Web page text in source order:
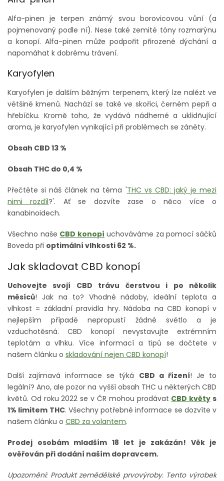
Alfa-pinen je terpen známý svou borovicovou vůní (a
pojmenovaný podle ní). Nese také zemité tóny rozmarýnu
a konopí. Alfa-pinen může podpořit přirozené dýchání a
napomáhat k dobrému trávení.
Karyofylen
Karyofylen je dalším běžným terpenem, který lze nalézt ve
většině kmenů. Nachází se také ve skořici, černém pepři a
hřebíčku. Kromě toho, že vydává nádherné a uklidňující
aroma, je karyofylen vynikající při problémech se záněty.
Obsah CBD 13 %
Obsah THC do 0,4 %
Přečtěte si náš článek na téma 'THC vs CBD: jaký je mezi
nimi rozdíl?'. Ať se dozvíte zase o něco více o
kanabinoidech.
Všechno naše CBD konopí uchováváme za pomocí sáčků
Boveda při optimální vlhkosti 62 %.
Jak skladovat CBD konopí
Uchovejte svojí CBD trávu čerstvou i po několik
měsíců! Jak na to? Vhodné nádoby, ideální teplota a
vlhkost = základní pravidla hry. Nádoba na CBD konopí v
nejlepším případě nepropustí žádné světlo a je
vzduchotěsná. CBD konopí nevystavujte extrémním
teplotám a vlhku. Více informací a tipů se dočtete v
našem článku o skladování nejen CBD konopí!
Další zajímavá informace se týká CBD a řízení! Je to
legální? Ano, ale pozor na vyšší obsah THC u některých CBD
květů. Od roku 2022 se v ČR mohou prodávat CBD květy s
1% limitem THC. Všechny potřebné informace se dozvíte v
našem článku o CBD za volantem.
Prodej osobám mladším 18 let je zakázán! Věk je
ověřován při dodání naším dopravcem.
Upozornění: Produkt zemědělské prvovýroby. Tento výrobek